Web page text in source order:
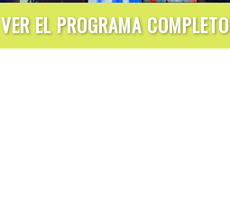
VER EL PROGRAMA COMPLETO